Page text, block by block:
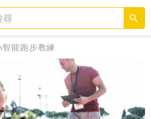
能跑步教練
確定